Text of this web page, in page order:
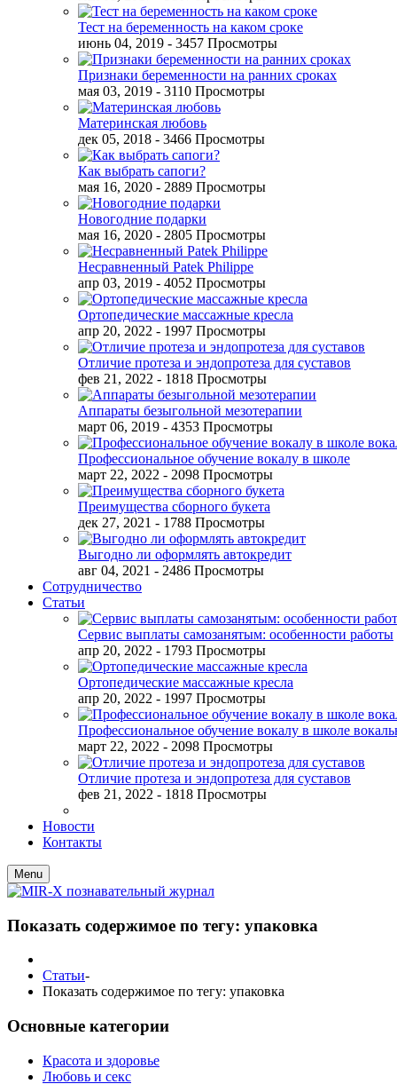
Тест на беременность на каком сроке
июнь 04, 2019 - 3457 Просмотры
Признаки беременности на ранних сроках
мая 03, 2019 - 3110 Просмотры
Материнская любовь
дек 05, 2018 - 3466 Просмотры
Как выбрать сапоги?
мая 16, 2020 - 2889 Просмотры
Новогодние подарки
мая 16, 2020 - 2805 Просмотры
Несравненный Patek Philippe
апр 03, 2019 - 4052 Просмотры
Ортопедические массажные кресла
апр 20, 2022 - 1997 Просмотры
Отличие протеза и эндопротеза для суставов
фев 21, 2022 - 1818 Просмотры
Аппараты безыгольной мезотерапии
март 06, 2019 - 4353 Просмотры
Профессиональное обучение вокалу в школе
март 22, 2022 - 2098 Просмотры
Преимущества сборного букета
дек 27, 2021 - 1788 Просмотры
Выгодно ли оформлять автокредит
авг 04, 2021 - 2486 Просмотры
Сотрудничество
Статьи
Сервис выплаты самозанятым: особенности работы
апр 20, 2022 - 1793 Просмотры
Ортопедические массажные кресла
апр 20, 2022 - 1997 Просмотры
Профессиональное обучение вокалу в школе
март 22, 2022 - 2098 Просмотры
Отличие протеза и эндопротеза для суставов
фев 21, 2022 - 1818 Просмотры
Новости
Контакты
Menu
Показать содержимое по тегу: упаковка
Статьи-
Показать содержимое по тегу: упаковка
Основные категории
Красота и здоровье
Любовь и секс